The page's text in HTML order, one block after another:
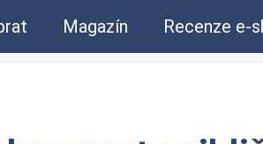
Magazín Recenze e-